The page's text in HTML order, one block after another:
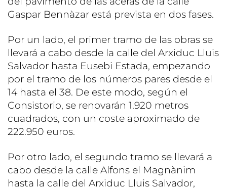
Gaspar Bennàzar está prevista en dos fases.
Por un lado, el primer tramo de las obras se
llevará a cabo desde la calle del Arxiduc Lluis
Salvador hasta Eusebi Estada, empezando
por el tramo de los números pares desde el
14 hasta el 38. De este modo, según el
Consistorio, se renovarán 1.920 metros
cuadrados, con un coste aproximado de
222.950 euros.
Por otro lado, el segundo tramo se llevará a
cabo desde la calle Alfons el Magnànim
hasta la calle del Arxiduc Lluis Salvador,